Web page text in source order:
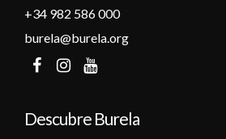
+34 982 586 000
burela@burela.org
Descubre Burela